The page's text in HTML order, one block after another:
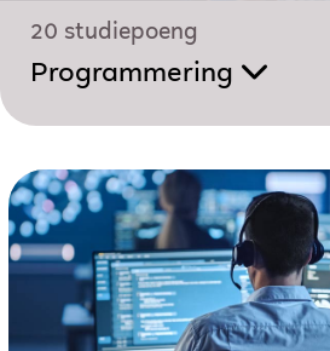
20 studiepoeng
Programmering